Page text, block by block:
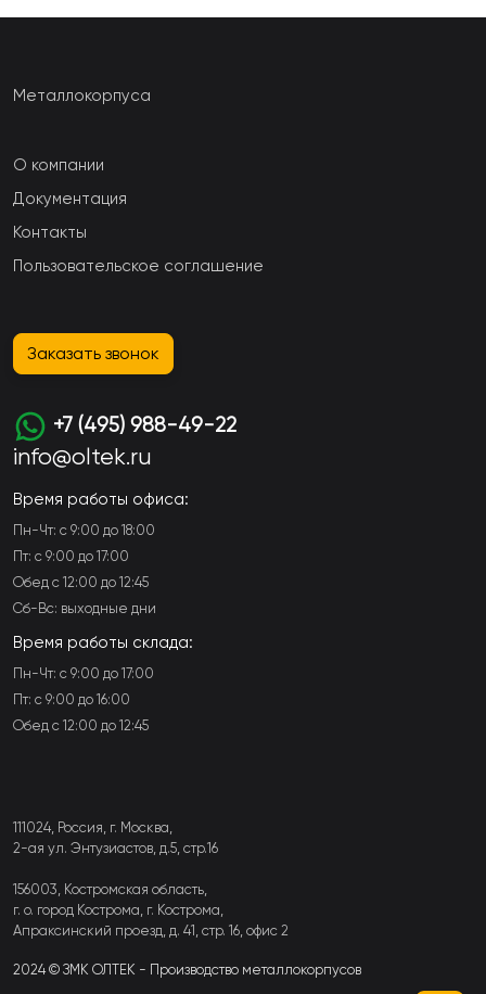
Металлокорпуса
О компании
Документация
Контакты
Пользовательское соглашение
Заказать звонок
+7 (495) 988-49-22
info@oltek.ru
Время работы офиса:
Пн-Чт: с 9:00 до 18:00
Пт: с 9:00 до 17:00
Обед с 12:00 до 12:45
Сб-Вс: выходные дни
Время работы склада:
Пн-Чт: с 9:00 до 17:00
Пт: с 9:00 до 16:00
Обед с 12:00 до 12:45
111024, Россия, г. Москва,
2-ая ул. Энтузиастов, д.5, стр.16
156003, Костромская область,
г. о. город Кострома, г. Кострома,
Апраксинский проезд, д. 41, стр. 16, офис 2
2024 © ЗМК ОЛТЕК - Производство металлокорпусов